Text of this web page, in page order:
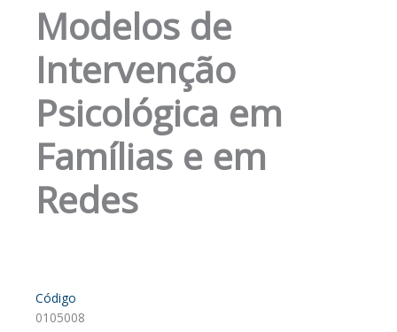
Modelos de
Intervenção
Psicológica em
Famílias e em
Redes
Código
0105008